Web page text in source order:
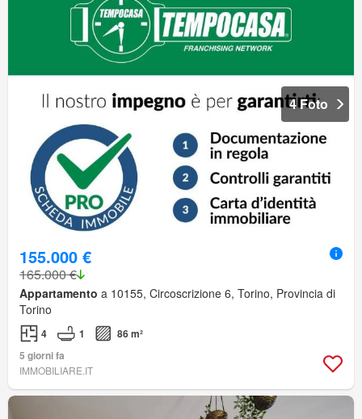
4 Foto
155.000 €
165.000 €
Appartamento a 10155, Circoscrizione 6, Torino, Provincia di
Torino
4 1
86 m²
5 giorni fa
IMMOBILIARE.IT